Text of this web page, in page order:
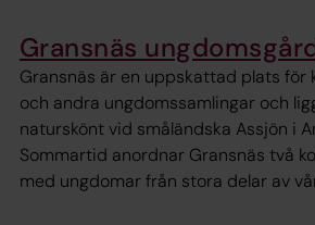
Gransnäs
Gransnäs är en uppskattad plats för
och andra ungdomssamlingar och
naturskönt vid småländska Assjön i
Sommartid anordnar Gransnäs två
med ungdomar från stora delar av